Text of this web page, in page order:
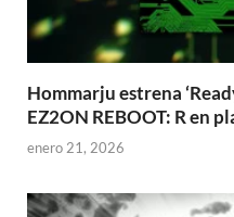
Hommarju estrena
EZ2ON REBOOT: R en
enero 21, 2026